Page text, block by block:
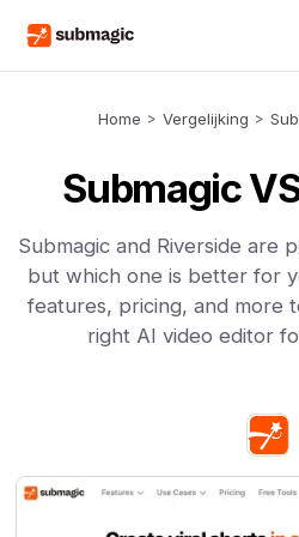
Home > Vergelijking >
Submagic
Submagic and Riverside are
but which one is better for
features, pricing, and more
right AI video editor